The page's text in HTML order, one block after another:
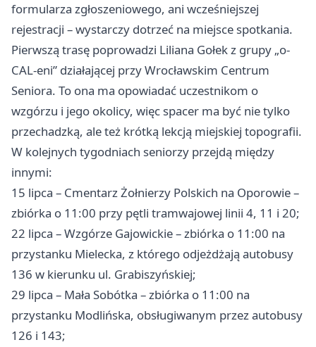
formularza zgłoszeniowego, ani wcześniejszej
rejestracji – wystarczy dotrzeć na miejsce spotkania.
Pierwszą trasę poprowadzi Liliana Gołek z grupy „o-
CAL-eni” działającej przy Wrocławskim Centrum
Seniora. To ona ma opowiadać uczestnikom o
wzgórzu i jego okolicy, więc spacer ma być nie tylko
przechadzką, ale też krótką lekcją miejskiej topografii.
W kolejnych tygodniach seniorzy przejdą między
innymi:
15 lipca – Cmentarz Żołnierzy Polskich na Oporowie –
zbiórka o 11:00 przy pętli tramwajowej linii 4, 11 i 20;
22 lipca – Wzgórze Gajowickie – zbiórka o 11:00 na
przystanku Mielecka, z którego odjeżdżają autobusy
136 w kierunku ul. Grabiszyńskiej;
29 lipca – Mała Sobótka – zbiórka o 11:00 na
przystanku Modlińska, obsługiwanym przez autobusy
126 i 143;